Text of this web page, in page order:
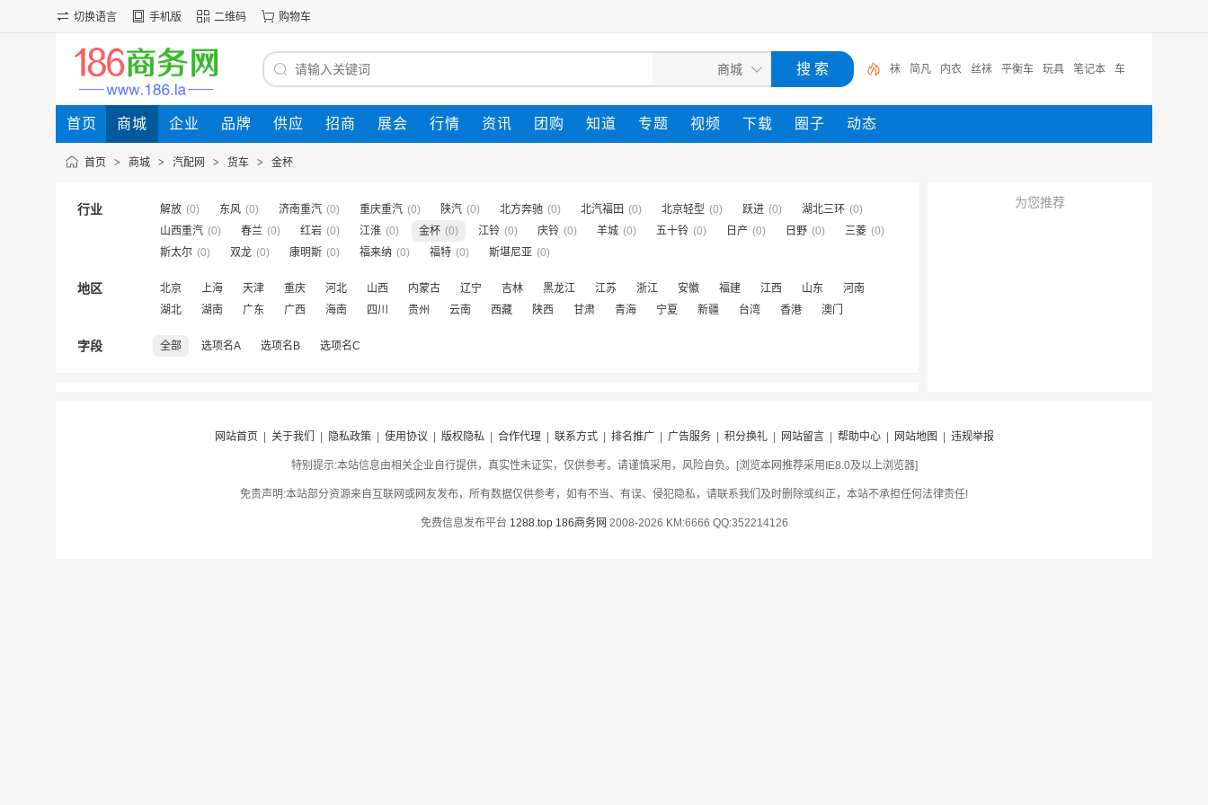
切换语言 手机版 二维码 购物车
袜 简凡 内衣 丝袜 平衡车 玩具 笔记本 车
首页 商城 企业 品牌 供应 招商 展会 行情 资讯 团购 知道 专题 视频 下载 圈子 动态
首页 > 商城 > 汽配网 > 货车 > 金杯
行业 解放 (0) 东风 (0) 济南重汽 (0) 重庆重汽 (0) 陕汽 (0) 北方奔驰 (0) 北汽福田 (0) 北京轻型 (0) 跃进 (0) 湖北三环 (0)
山西重汽 (0) 春兰 (0) 红岩 (0) 江淮 (0) 金杯 (0) 江铃 (0) 庆铃 (0) 羊城 (0) 五十铃 (0) 日产 (0) 日野 (0) 三菱 (0)
斯太尔 (0) 双龙 (0) 康明斯 (0) 福来纳 (0) 福特 (0) 斯堪尼亚 (0)
地区 北京 上海 天津 重庆 河北 山西 内蒙古 辽宁 吉林 黑龙江 江苏 浙江 安徽 福建 江西 山东
河南
湖北
湖南 广东 广西 海南 四川 贵州 云南 西藏 陕西 甘肃 青海 宁夏 新疆 台湾 香港 澳门
字段 全部 选项名A 选项名B 选项名C
为您推荐
网站首页 关于我们 隐私政策| 使用协议 版权隐私| 合作代理| 联系方式| 排名推广| 广告服务| 积分换礼| 网站留言| 帮助中心| 网站地图 违规举报
特别提示:本站信息由相关企业自行提供，真实性未证实，仅供参考。请谨慎采用，风险自负。[浏览本网推荐采用IE8.0及以上浏览器]
免责声明:本站部分资源来自互联网或网友发布，所有数据仅供参考，如有不当、有误、侵犯隐私，请联系我们及时删除或纠正，本站不承担任何法律责任!
免费信息发布平台 1288.top 186商务网 2008-2026 KM:6666 QQ:352214126